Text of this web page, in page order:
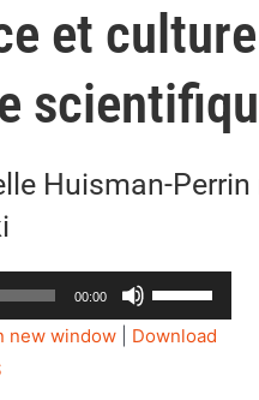
et
Huisman-
00:00
Utilisez
les
new window| Download